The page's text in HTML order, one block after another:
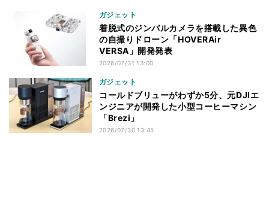
ガジェット
着脱式のジンバルカメラを搭載した異色
の自撮りドローン「HOVERAir
VERSA」開発発表
2026/07/31 13:00
ガジェット
コールドブリューがわずか5分、元DJIエ
ンジニアが開発した小型コーヒーマシン
「Brezi」
2026/07/30 13:45